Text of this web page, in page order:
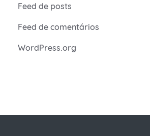
Feed de posts
Feed de comentários
WordPress.org